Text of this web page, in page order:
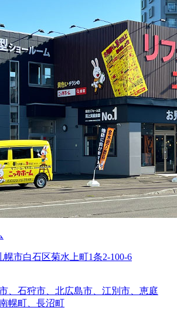
幌市白石区菊水上町1条2-100-6
、石狩市、北広島市、江別市、恵庭
幌町、長沼町